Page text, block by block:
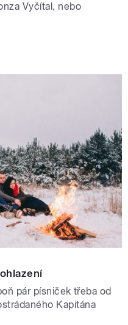
Vyčítal, nebo
pár písniček třeba od
Kapitána